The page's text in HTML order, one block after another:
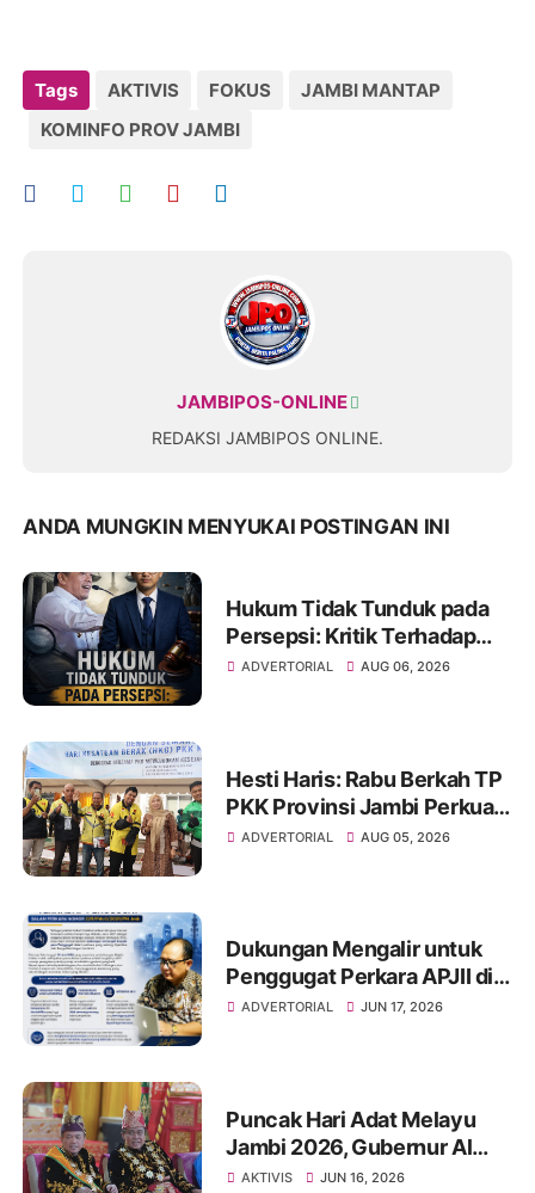
Tags AKTIVIS FOKUS
JAMBI MANTAP
KOMINFO PROV JAMBI
JAMBIPOS-ONLINE
REDAKSI JAMBIPOS ONLINE.
ANDA MUNGKIN MENYUKAI POSTINGAN INI
Hukum Tidak Tunduk pada
Persepsi: Kritik Terhadap
Monopoli Kebenaran oleh
ADVERTORIAL AUG 06, 2026
Hesti Haris: Rabu Berkah TP
PKK Provinsi Jambi Perkuat
Literasi Keuangan dan
ADVERTORIAL AUG 05, 2026
Dukungan Mengalir untuk
Penggugat Perkara APJII di
PN Jambi, Tata Kelola
ADVERTORIAL JUN 17, 2026
Puncak Hari Adat Melayu
Jambi 2026, Gubernur Al
Haris Ajak Masyarakat
AKTIVIS JUN 16, 2026